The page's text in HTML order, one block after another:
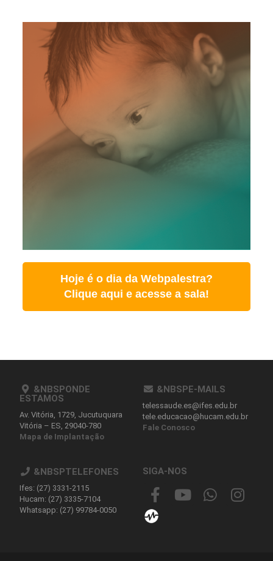
Hoje é o dia da Webpalestra?
Clique aqui e acesse a sala!
&NBSPONDE
ESTAMOS
Av. Vitória, 1729, Jucutuquara
Vitória – ES, 29040-780
Mapa de Implantação
&NBSPE-MAILS
telessaude.es@ifes.edu.br
tele.educacao@hucam.edu.br
Fale Conosco
&NBSPTELEFONES
Ifes: (27) 3331-2115
Hucam: (27) 3335-7104
Whatsapp: (27) 99784-0050
SIGA-NOS